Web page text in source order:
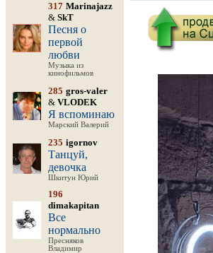
317 Marinajazz
& SkT
Песня о
первой
любви
Музыка из
кинофильмов
285 gros-valer
& VLODEK
Я вспоминаю
Марский Валерий
235 igornov
Танцуй,
девочка
Шкитун Юрий
196
dimakapitan
Все
нормально
Пресняков
Владимир